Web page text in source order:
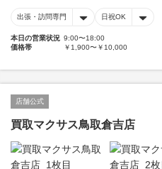
出張・訪問専門 日祝OK
本日の営業状況 9:00〜18:00
価格帯
￥1,900〜￥10,000
店舗公式
買取マクサス鳥取倉吉店